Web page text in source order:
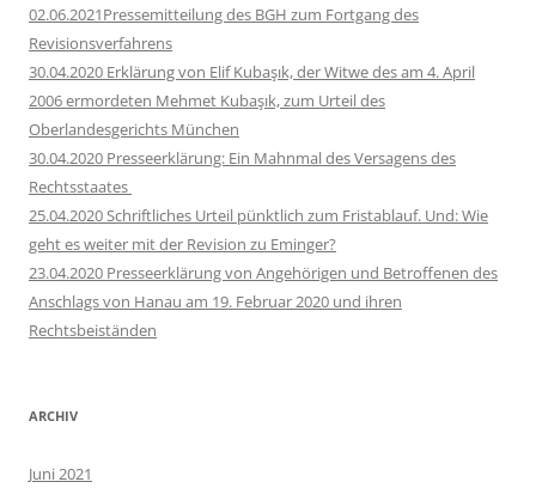
02.06.2021Pressemitteilung des BGH zum Fortgang des
Revisionsverfahrens
30.04.2020 Erklärung von Elif Kubaşık, der Witwe des am 4. April
2006 ermordeten Mehmet Kubaşık, zum Urteil des
Oberlandesgerichts München
30.04.2020 Presseerklärung: Ein Mahnmal des Versagens des
Rechtsstaates
25.04.2020 Schriftliches Urteil pünktlich zum Fristablauf. Und: Wie
geht es weiter mit der Revision zu Eminger?
23.04.2020 Presseerklärung von Angehörigen und Betroffenen des
Anschlags von Hanau am 19. Februar 2020 und ihren
Rechtsbeiständen
ARCHIV
Juni 2021